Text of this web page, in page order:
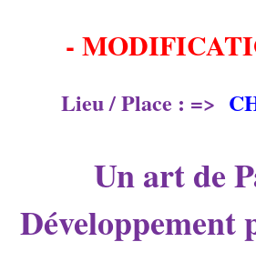
-
Lieu / Place : =>
Un art de
Développement